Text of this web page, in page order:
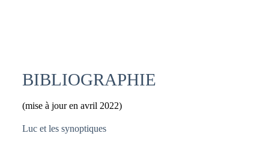
BIBLIOGRAPHIE
(mise à jour en avril 2022)
Luc et les synoptiques